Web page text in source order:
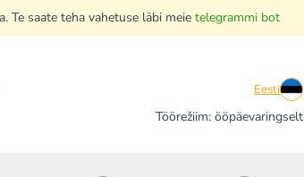
Te saate teha vahetuse läbi meie telegrammi bot
Eesti
Töörežiim: ööpäevaringselt